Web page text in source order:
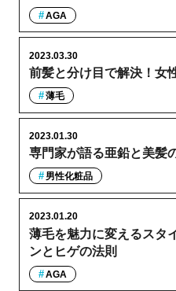
AGA
前髪と分け目で解決！女
2023.03.30
薄毛
専門家が語る亜鉛と美髪
2023.01.30
男性化粧品
薄毛を魅力に変えるスタ
ンとヒゲの法則
2023.01.20
AGA